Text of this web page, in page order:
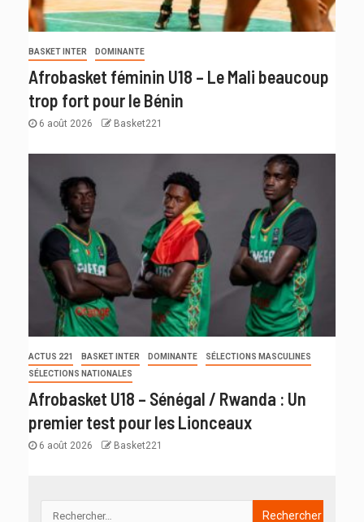
BASKET INTER DOMINANTE
Afrobasket féminin U18 – Le Mali beaucoup
trop fort pour le Bénin
6 août 2026 Basket221
ACTUS 221 BASKET INTER DOMINANTE
SÉLECTIONS MASCULINES
SÉLECTIONS NATIONALES
Afrobasket U18 – Sénégal / Rwanda : Un
premier test pour les Lionceaux
6 août 2026 Basket221